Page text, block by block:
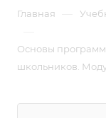
Главная
Основы
школьников.